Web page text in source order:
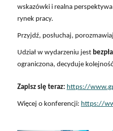
wskazówki i realna
rynek pracy.
Przyjdź, posłuchaj,
Udział w wydarzeniu jest
ograniczona, decyduje kolejność
Zapisz się teraz: https://
Więcej o konferencji: https://